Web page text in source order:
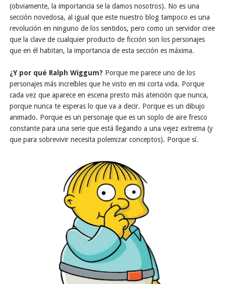
(obviamente, la importancia se la damos nosotros). No es una
sección novedosa, al igual que este nuestro blog tampoco es una
revolución en ninguno de los sentidos, pero como un servidor cree
que la clave de cualquier producto de ficción son los personajes
que en él habitan, la importancia de esta sección es máxima.
¿Y por qué Ralph Wiggum? Porque me parece uno de los
personajes más increíbles que he visto en mi corta vida. Porque
cada vez que aparece en escena presto más atención que nunca,
porque nunca te esperas lo que va a decir. Porque es un dibujo
animado. Porque es un personaje que es un soplo de aire fresco
constante para una serie que está llegando a una vejez extrema (y
que para sobrevivir necesita polemizar conceptos). Porque sí.